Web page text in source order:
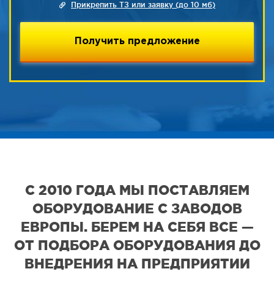
Прикрепить ТЗ или заявку (до 10 мб)
С 2010 ГОДА МЫ ПОСТАВЛЯЕМ
ОБОРУДОВАНИЕ С ЗАВОДОВ
ЕВРОПЫ. БЕРЕМ НА СЕБЯ ВСЕ —
ОТ ПОДБОРА ОБОРУДОВАНИЯ ДО
ВНЕДРЕНИЯ НА ПРЕДПРИЯТИИ